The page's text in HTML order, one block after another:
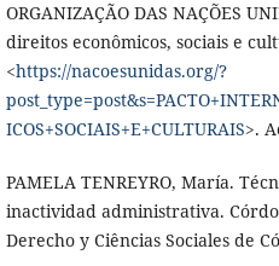
ORGANIZAÇÃO DAS NAÇÕES
direitos econômicos, sociais e
<https://nacoesunidas.org/?
ICOS+SOCIAIS+E+CULTURAIS>.
PAMELA TENREYRO, María.
inactividad administrativa.
Derecho y Ciências Sociales de